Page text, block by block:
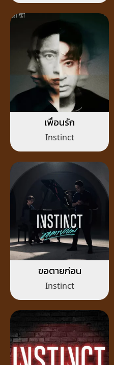
เพื่อนรัก
Instinct
ขอตายก่อน
Instinct